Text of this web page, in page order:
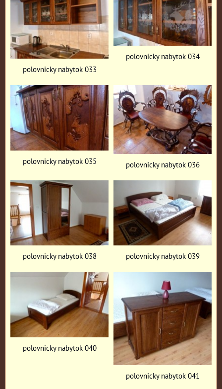
polovnicky nabytok 033
polovnicky nabytok 034
polovnicky nabytok 035 polovnicky nabytok 036
polovnicky nabytok 038 polovnicky nabytok 039
polovnicky nabytok 040
polovnicky nabytok 041